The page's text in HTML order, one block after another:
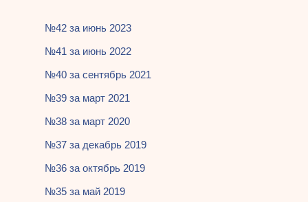
№42 за июнь 2023
№41 за июнь 2022
№40 за сентябрь 2021
№39 за март 2021
№38 за март 2020
№37 за декабрь 2019
№36 за октябрь 2019
№35 за май 2019